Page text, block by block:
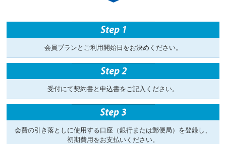
会員プランとご利用開始日をお決めください。
受付にて契約書と申込書をご記入ください。
会費の引き落としに使用する口座（銀行または郵便局）を登録し、
初期費用をお支払いください。